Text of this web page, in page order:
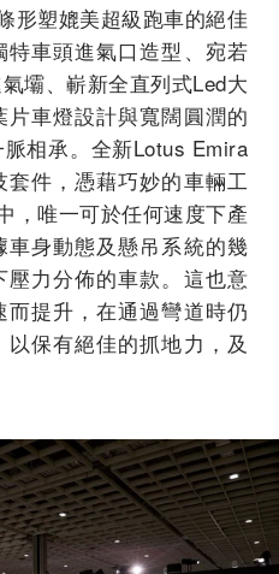
形塑媲美超級跑車的絕佳
車頭進氣口造型、宛若
壩、嶄新全直列式Led大
車燈設計與寬闊圓潤的
相承。全新Lotus Emira
件，憑藉巧妙的車輛工
，唯一可於任何速度下產
身動態及懸吊系統的幾
力分佈的車款。這也意
提升，在通過彎道時仍
保有絕佳的抓地力，及